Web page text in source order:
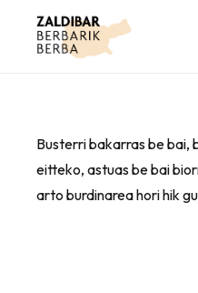
Busterri bakarras be
eitteko, astuas be bai
arto burdinarea hori hik